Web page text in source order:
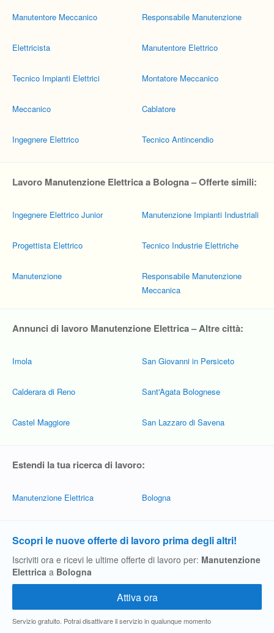
Manutentore Meccanico
Elettricista
Tecnico Impianti Elettrici
Meccanico
Ingegnere Elettrico
Responsabile Manutenzione
Manutentore Elettrico
Montatore Meccanico
Cablatore
Tecnico Antincendio
Lavoro Manutenzione Elettrica a Bologna – Offerte simili:
Ingegnere Elettrico Junior
Progettista Elettrico
Manutenzione
Manutenzione Impianti Industriali
Tecnico Industrie Elettriche
Responsabile Manutenzione
Meccanica
Annunci di lavoro Manutenzione Elettrica – Altre città:
Imola
Calderara di Reno
Castel Maggiore
San Giovanni in Persiceto
Sant'Agata Bolognese
San Lazzaro di Savena
Estendi la tua ricerca di lavoro:
Manutenzione Elettrica Bologna
Scopri le nuove offerte di lavoro prima degli altri!
Iscriviti ora e ricevi le ultime offerte di lavoro per: Manutenzione
Elettrica a Bologna
Servizio gratuito. Potrai disattivare il servizio in qualunque momento